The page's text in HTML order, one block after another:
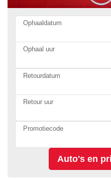
Ophaaldatum
Ophaal uur
Retourdatum
Retour uur
Promotiecode